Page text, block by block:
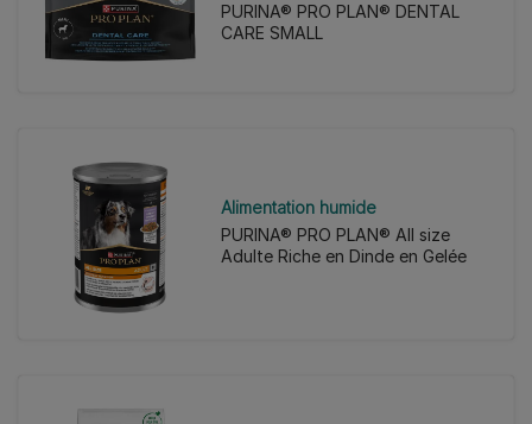
PURINA® PRO PLAN® DENTAL
CARE SMALL
Alimentation humide
PURINA® PRO PLAN® All size
Adulte Riche en Dinde en Gelée